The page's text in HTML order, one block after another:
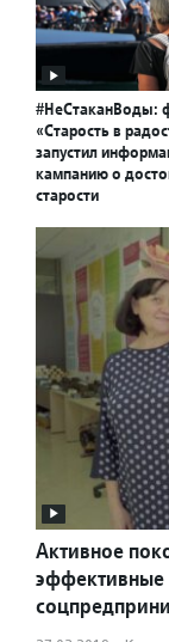
#НеСтаканВоды:
«Старость в
запустил
кампанию о
старости
Активное